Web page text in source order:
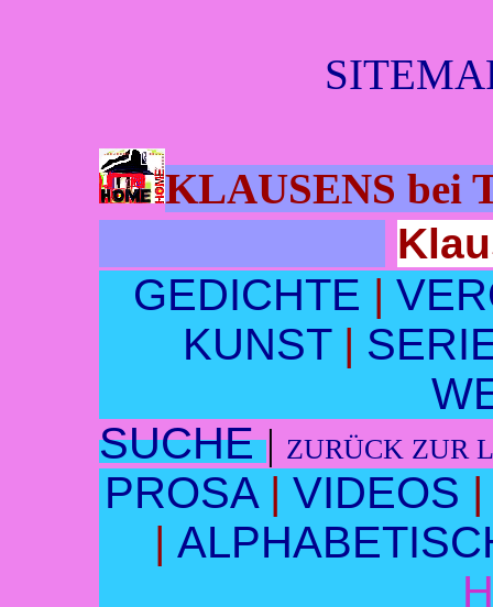
KLAUSENS bei
GEDICHTE |
KUNST |
SUCHE| ZURÜCK ZUR
PROSA | VIDEOS
|